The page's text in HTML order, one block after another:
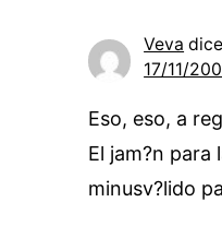
Veva
17/11/
Eso, eso, a
El jam?n para
minusv?lido